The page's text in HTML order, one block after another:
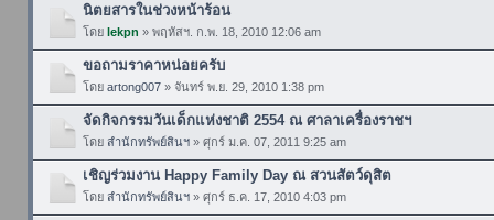
นิตยสารในช่วงหน้าร้อน
โดย lekpn » พฤหัสฯ. ก.พ. 18, 2010 12:06 am
ขอถามราคาหน่อยครับ
โดย artong007» จันทร์ พ.ย. 29, 2010 1:38 pm
จัดกิจกรรมวันเด็กแห่งชาติ 2554 ณ ศาลาเครื่องราชฯ
โดย สำนักทรัพย์สินฯ» ศุกร์ ม.ค. 07, 2011 9:25 am
เชิญร่วมงาน Happy Family Day ณ สวนสัตว์ดุสิต
โดย สำนักทรัพย์สินฯ» ศุกร์ ธ.ค. 17, 2010 4:03 pm